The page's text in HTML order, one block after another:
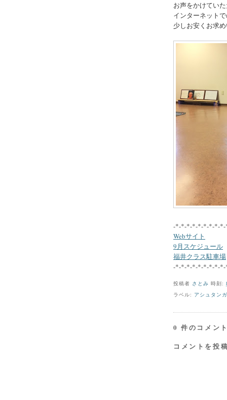
お声をかけてい
インターネット
少しお安くお求
-*-*-*-*-*-*-*-*-
Webサイト
9月スケジュール
福井クラス駐車場
-*-*-*-*-*-*-*-*-
投稿者 さとみ 時刻:
ラベル: アシュタン
0 件のコメン
コメントを投